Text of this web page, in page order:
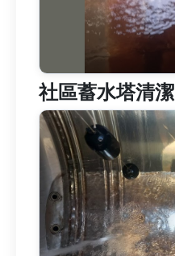
社區蓄水塔清潔